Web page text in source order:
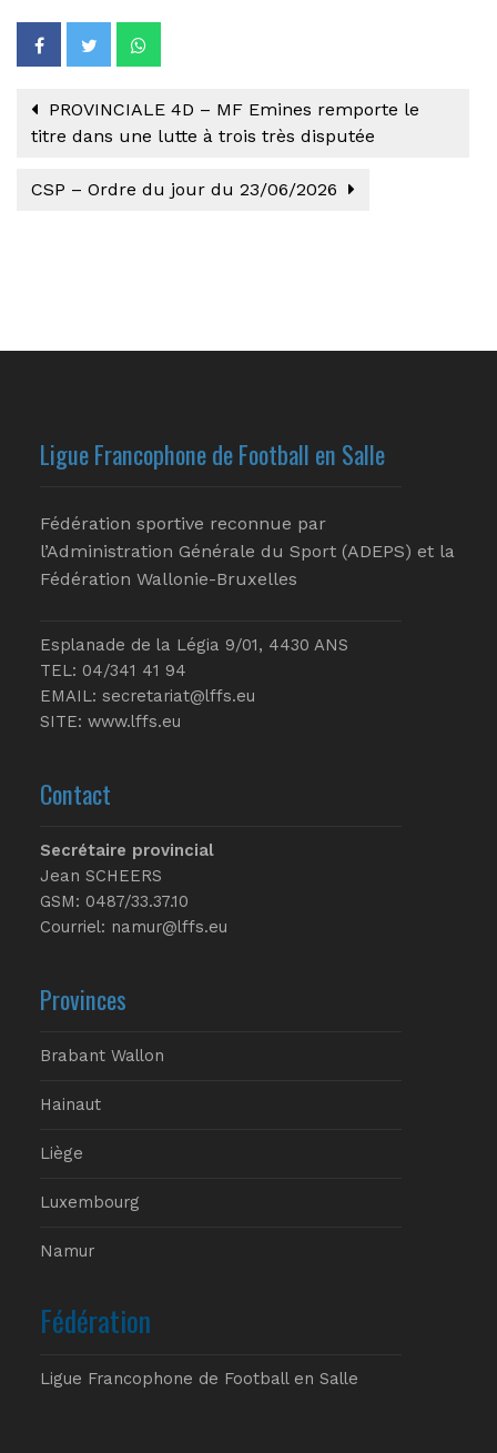
PROVINCIALE 4D – MF Emines remporte le
titre dans une lutte à trois très disputée
CSP – Ordre du jour du 23/06/2026
Ligue Francophone de Football en Salle
Fédération sportive reconnue par
l’Administration Générale du Sport (ADEPS) et la
Fédération Wallonie-Bruxelles
Esplanade de la Légia 9/01, 4430 ANS
TEL: 04/341 41 94
EMAIL: secretariat@lffs.eu
SITE: www.lffs.eu
Contact
Secrétaire provincial
Jean SCHEERS
GSM: 0487/33.37.10
Courriel: namur@lffs.eu
Provinces
Brabant Wallon
Hainaut
Liège
Luxembourg
Namur
Fédération
Ligue Francophone de Football en Salle